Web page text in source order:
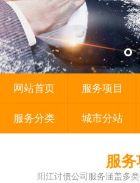
网站首页 服务项目
服务分类 城市分站
服务
阳江讨债公司服务涵盖多